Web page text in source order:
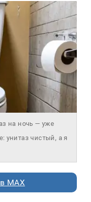
на ночь — уже
унитаз чистый, а я
MAX